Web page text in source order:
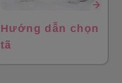
Hướng dẫn chọn
tã